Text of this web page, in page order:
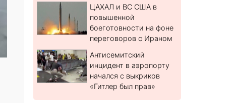
ЦАХАЛ и ВС США в
повышенной
боеготовности на фоне
переговоров с Ираном
Антисемитский
инцидент в аэропорту
начался с выкриков
«Гитлер был прав»